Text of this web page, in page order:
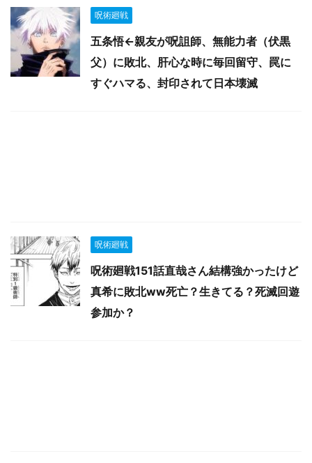
呪術廻戦
五条悟←親友が呪詛師、無能力者（伏黒
父）に敗北、肝心な時に毎回留守、罠に
すぐハマる、封印されて日本壊滅
呪術廻戦
呪術廻戦151話直哉さん結構強かったけど
真希に敗北ww死亡？生きてる？死滅回遊
参加か？